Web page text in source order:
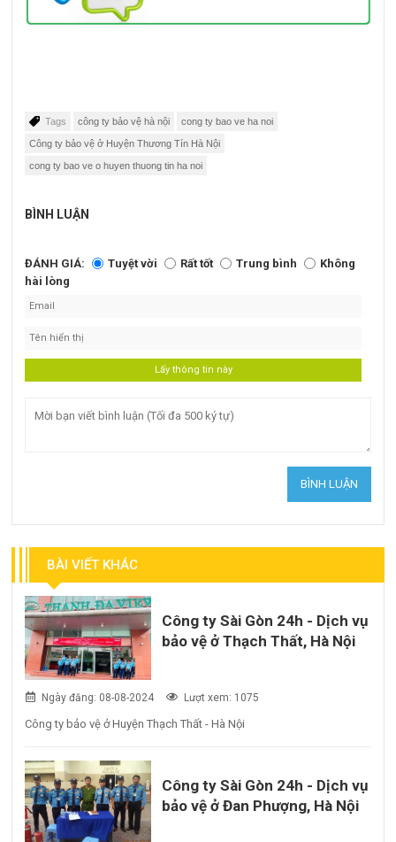
Tags công ty bảo vệ hà nội cong ty bao ve ha noi
Công ty bảo vệ ở Huyện Thương Tín Hà Nội
cong ty bao ve o huyen thuong tin ha noi
BÌNH LUẬN
ĐÁNH GIÁ: Tuyệt vời Rất tốt Trung bình
Không
hài lòng
BÀI VIẾT KHÁC
Công ty Sài Gòn 24h - Dịch vụ
bảo vệ ở Thạch Thất, Hà Nội
Ngày đăng: 08-08-2024 Lượt xem: 1075
Công ty bảo vệ ở Huyện Thạch Thất - Hà Nội
Công ty Sài Gòn 24h - Dịch vụ
bảo vệ ở Đan Phượng, Hà Nội